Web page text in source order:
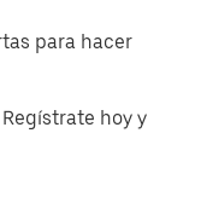
para hacer
hoy y